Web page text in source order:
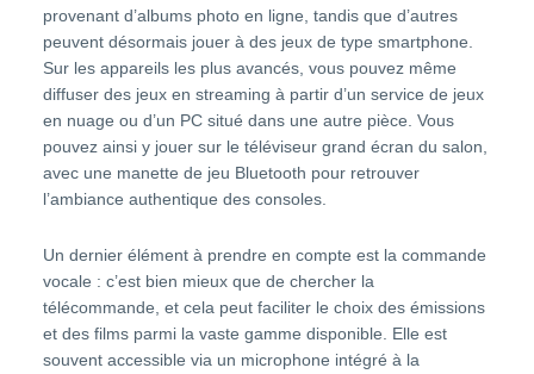
provenant d’albums photo en ligne, tandis que d’autres
peuvent désormais jouer à des jeux de type smartphone.
Sur les appareils les plus avancés, vous pouvez même
diffuser des jeux en streaming à partir d’un service de jeux
en nuage ou d’un PC situé dans une autre pièce. Vous
pouvez ainsi y jouer sur le téléviseur grand écran du salon,
avec une manette de jeu Bluetooth pour retrouver
l’ambiance authentique des consoles.
Un dernier élément à prendre en compte est la commande
vocale : c’est bien mieux que de chercher la
télécommande, et cela peut faciliter le choix des émissions
et des films parmi la vaste gamme disponible. Elle est
souvent accessible via un microphone intégré à la